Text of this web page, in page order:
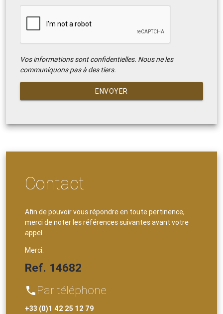
Vos informations sont confidentielles. Nous ne les
communiquons pas à des tiers.
ENVOYER
Contact
Afin de pouvoir vous répondre en toute pertinence,
merci de noter les références suivantes avant votre
appel.
Merci.
Ref. 14682
phone Par téléphone
+33 (0)1 42 25 12 79